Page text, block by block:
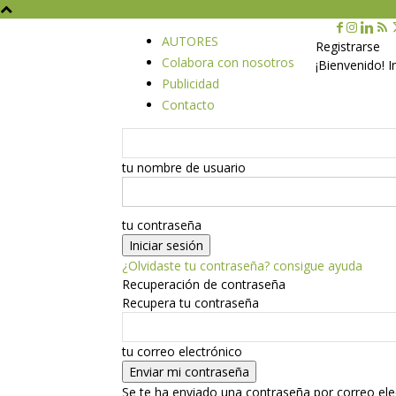
AUTORES
Colabora con nosotros
Publicidad
Contacto
Registrarse
¡Bienvenido!
tu nombre de usuario
tu contraseña
¿Olvidaste tu contraseña? consigue ayuda
Recuperación de contraseña
Recupera tu contraseña
tu correo electrónico
Se te ha enviado una contraseña por correo